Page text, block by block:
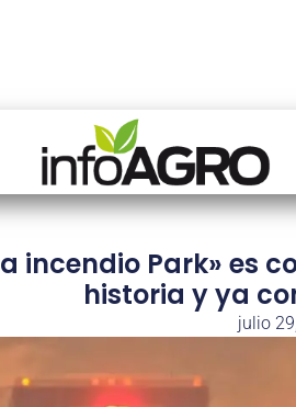
incendio Park» es
historia y ya
julio